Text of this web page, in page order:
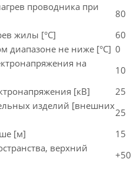
проводника при
80
жилы [°С]
60
диапазоне не ниже [°C] 0
на
10
[кВ]
25
изделий [внешних
25
[м]
15
верхний
+50